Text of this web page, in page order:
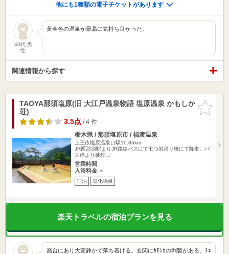
他にも1種類の電子チケットがあります
40代 男
性
黄金色の温泉が最高に気持ち良かった。
関連情報から探す
お気に入
りに追加
TAOYA那須塩原(旧 大江戸温泉物語 塩原温泉 かもしか
荘)
3.5点/ 4 件
栃木県 / 那須塩原市 / 福渡温泉
上三依塩原温泉口駅10.86km
JR西那須駅よりJR路線バスにて七つ岩吊り橋にて降車、バ
ス停より徒歩…
営業時間
入浴料金 ～
宿泊 塩化物泉
楽天トラベルの宿泊プランを見る
高台にあり大変静かで落ち着ける。玄関にｶﾓｼｶの剥製がある。ﾁｪ